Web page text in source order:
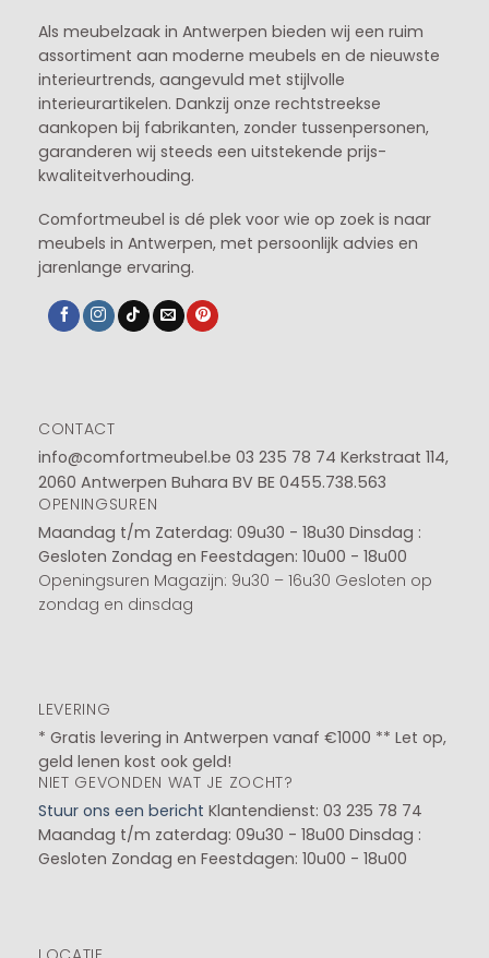
Als meubelzaak in Antwerpen bieden wij een ruim
assortiment aan moderne meubels en de nieuwste
interieurtrends, aangevuld met stijlvolle
interieurartikelen. Dankzij onze rechtstreekse
aankopen bij fabrikanten, zonder tussenpersonen,
garanderen wij steeds een uitstekende prijs-
kwaliteitverhouding.
Comfortmeubel is dé plek voor wie op zoek is naar
meubels in Antwerpen, met persoonlijk advies en
jarenlange ervaring.
CONTACT
info@comfortmeubel.be 03 235 78 74 Kerkstraat 114,
2060 Antwerpen Buhara BV BE 0455.738.563
OPENINGSUREN
Maandag t/m Zaterdag: 09u30 - 18u30 Dinsdag :
Gesloten Zondag en Feestdagen: 10u00 - 18u00
Openingsuren Magazijn: 9u30 – 16u30 Gesloten op
zondag en dinsdag
LEVERING
* Gratis levering in Antwerpen vanaf €1000 ** Let op,
geld lenen kost ook geld!
NIET GEVONDEN WAT JE ZOCHT?
Stuur ons een bericht Klantendienst: 03 235 78 74
Maandag t/m zaterdag: 09u30 - 18u00 Dinsdag :
Gesloten Zondag en Feestdagen: 10u00 - 18u00